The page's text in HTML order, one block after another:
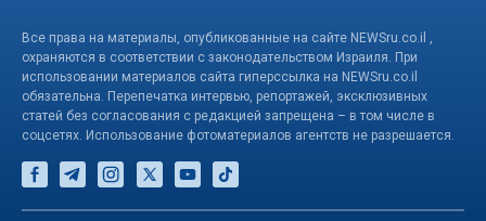
Все права на материалы, опубликованные на сайте NEWSru.co.il ,
охраняются в соответствии с законодательством Израиля. При
использовании материалов сайта гиперссылка на NEWSru.co.il
обязательна. Перепечатка интервью, репортажей, эксклюзивных
статей без согласования с редакцией запрещена – в том числе в
соцсетях. Использование фотоматериалов агентств не разрешается.